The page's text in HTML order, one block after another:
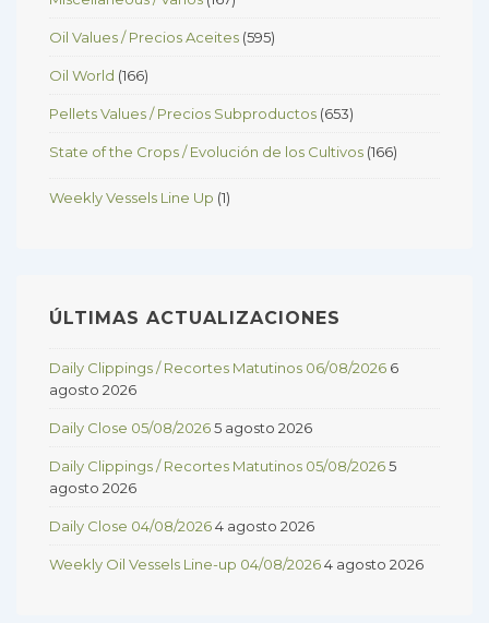
Oil Values / Precios Aceites (595)
Oil World (166)
Pellets Values / Precios Subproductos (653)
State of the Crops / Evolución de los Cultivos (166)
Weekly Vessels Line Up (1)
ÚLTIMAS ACTUALIZACIONES
Daily Clippings / Recortes Matutinos 06/08/2026 6
agosto 2026
Daily Close 05/08/20265 agosto 2026
Daily Clippings / Recortes Matutinos 05/08/20265
agosto 2026
Daily Close 04/08/20264 agosto 2026
Weekly Oil Vessels Line-up 04/08/20264 agosto 2026